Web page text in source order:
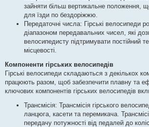
зайняти більш вертикальне положення,
для їзди по бездоріжжю.
Передаточні числа: Гірські велосипеди
діапазоном передавальних чисел, які
велосипедисту підтримувати постійний
місцевості.
Компоненти гірських велосипедів
Гірські велосипеди складаються з декількох
працюють разом, щоб забезпечити плавну та
ключових компонентів гірських велосипедів
Трансмісія: Трансмісія гірського
ланцюга, касети та перемикача.
передачу потужності від педалей до коліс.